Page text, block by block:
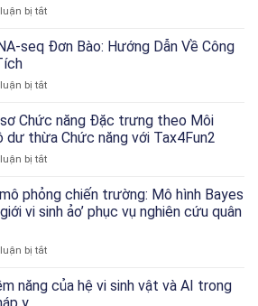
bị tắtở
Integrative
in
Research
seq Đơn Bào: Hướng Dẫn Về Công
bị tắtở
Phá
RNA-
seq
Đơn
Hướng
Dẫn
Cụ
Phân
Chức năng Đặc trưng theo Môi
thừa Chức năng với Tax4Fun2
bị tắtở
đoán
Hồ
sơ
năng
trưng
phỏng chiến trường: Mô hình Bayes
vi sinh ảo’ phục vụ nghiên cứu quân
bị tắtở
mô
phỏng
năng của hệ vi sinh vật và AI trong